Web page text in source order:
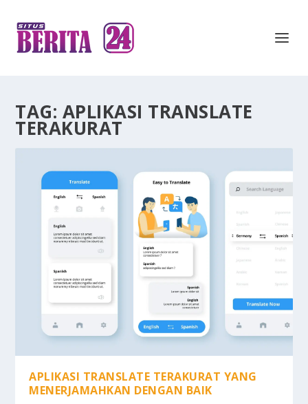
TAG: APLIKASI TRANSLATE
TERAKURAT
APLIKASI TRANSLATE TERAKURAT YANG
MENERJAMAHKAN DENGAN BAIK